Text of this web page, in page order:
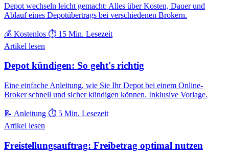
Depot wechseln leicht gemacht: Alles über Kosten, Dauer und
Ablauf eines Depotübertrags bei verschiedenen Brokern.
💰 Kostenlos ⏱️ 15 Min. Lesezeit
Artikel lesen
Depot kündigen: So geht's richtig
Eine einfache Anleitung, wie Sie Ihr Depot bei einem Online-
Broker schnell und sicher kündigen können. Inklusive Vorlage.
📝 Anleitung ⏱️ 5 Min. Lesezeit
Artikel lesen
Freistellungsauftrag: Freibetrag optimal nutzen